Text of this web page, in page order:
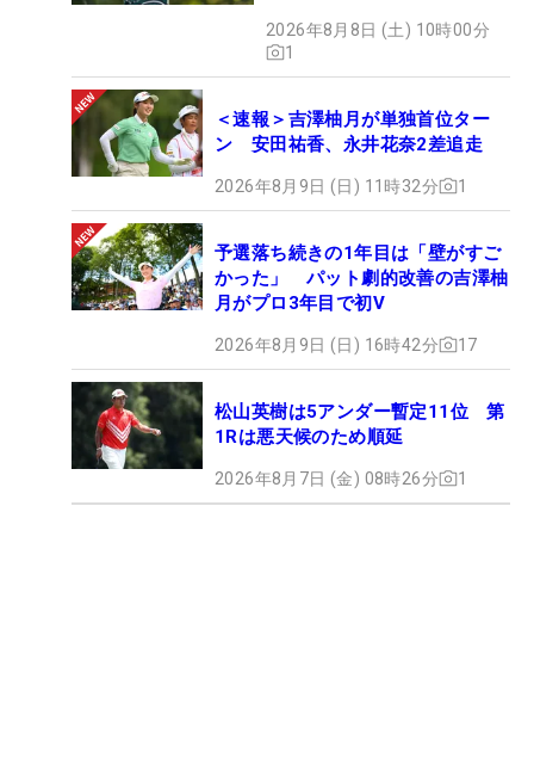
2026年8月8日 (土) 10時00分
1
＜速報＞吉澤柚月が単独首位ター
ン 安田祐香、永井花奈2差追走
2026年8月9日 (日) 11時32分 1
予選落ち続きの1年目は「壁がすご
かった」 パット劇的改善の吉澤柚
月がプロ3年目で初V
2026年8月9日 (日) 16時42分 17
松山英樹は5アンダー暫定11位 第
1Rは悪天候のため順延
2026年8月7日 (金) 08時26分 1